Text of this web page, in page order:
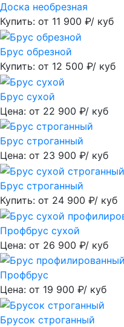
Доска необрезная
Купить: от 11 900 ₽/ куб
Брус обрезной
Купить: от 12 500 ₽/ куб
Брус сухой
Цена: от 22 900 ₽/ куб
Брус строганный
Цена: от 23 900 ₽/ куб
Брус строганный
Купить: от 24 900 ₽/ куб
Профбрус сухой
Цена: от 26 900 ₽/ куб
Профбрус
Цена: от 19 900 ₽/ куб
Брусок строганный